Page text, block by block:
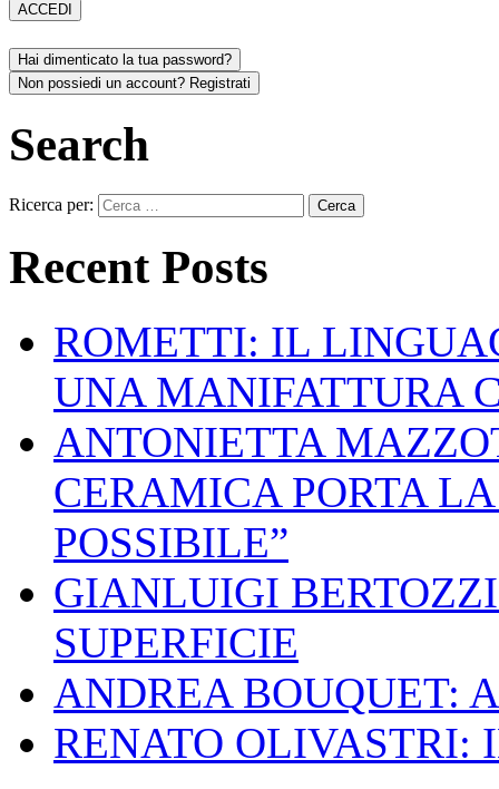
ACCEDI
Hai dimenticato la tua password?
Non possiedi un account? Registrati
Search
Ricerca per:
Recent Posts
ROMETTI: IL
UNA MANIFATTURA
ANTONIETTA
CERAMICA PORTA
POSSIBILE”
GIANLUIGI
SUPERFICIE
ANDREA BOUQUET:
RENATO OLIVASTRI: